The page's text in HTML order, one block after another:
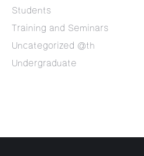
Students
Training and Seminars
Uncategorized @th
Undergraduate